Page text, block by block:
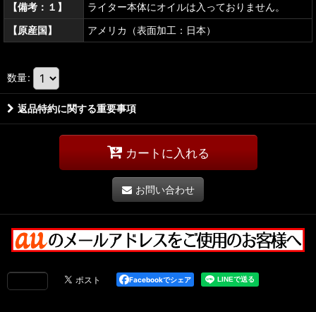
【備考：１】
ライター本体にオイルは入っておりません。
【原産国】
アメリカ（表面加工：日本）
数量:
返品特約に関する重要事項
カートに入れる
お問い合わせ
Facebookでシェア